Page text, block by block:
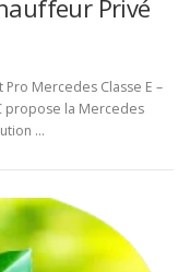
Privé
Mercedes Classe E –
propose la Mercedes
…